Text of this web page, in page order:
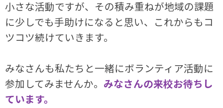
小さな活動ですが、その積み重ねが地域の課題
に少しでも手助けになると思い、これからもコ
ツコツ続けていきます。
みなさんも私たちと一緒にボランティア活動に
参加してみませんか。 みなさんの来校お待ちし
ています。